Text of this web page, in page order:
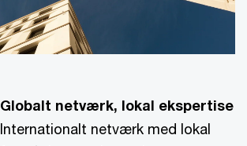
Globalt netværk, lokal ekspertise
Internationalt netværk med lokal